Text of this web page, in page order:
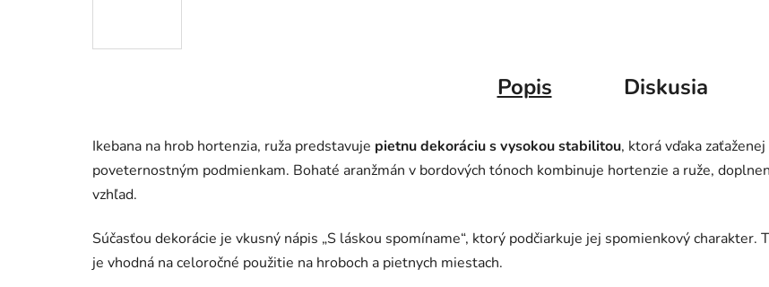
Popis Diskusia
Ikebana na hrob hortenzia, ruža predstavuje pietnu dekoráciu s vysokou stabilitou, ktorá vďaka
poveternostným podmienkam. Bohaté aranžmán v bordových tónoch kombinuje hortenzie a ruže,
vzhľad.
Súčasťou dekorácie je vkusný nápis „S láskou spomíname“, ktorý podčiarkuje jej spomienkový charakter.
je vhodná na celoročné použitie na hroboch a pietnych miestach.